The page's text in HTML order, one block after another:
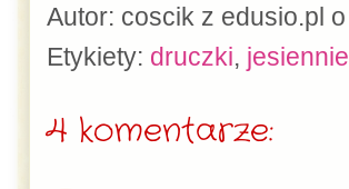
Autor: coscik z edusio.pl o
Etykiety: druczki, jesiennie
4 komentarze: